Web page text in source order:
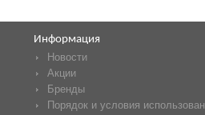
Информация
Новости
Акции
Бренды
Порядок и условия